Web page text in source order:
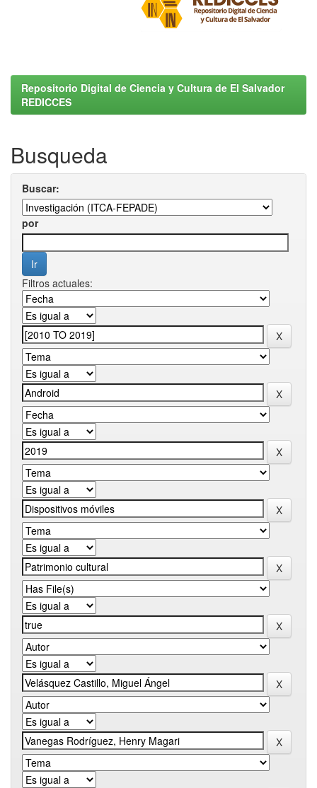
Repositorio Digital de Ciencia y Cultura de El Salvador
REDICCES
Busqueda
Buscar:
por
Filtros actuales: